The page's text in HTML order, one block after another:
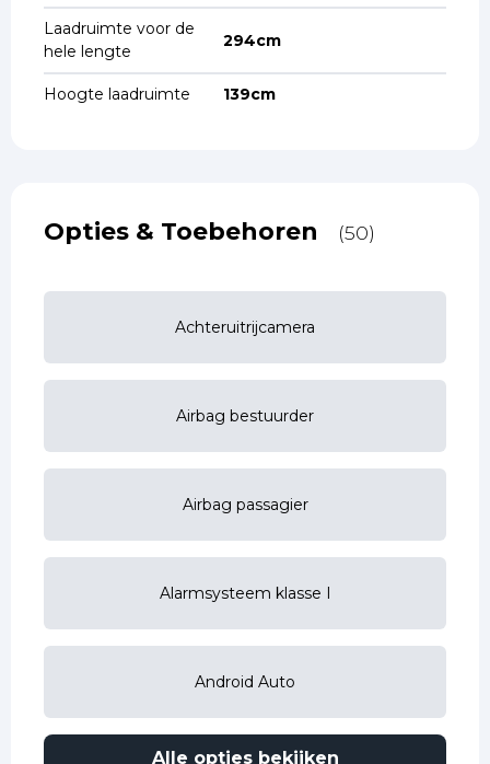
Laadruimte voor de
hele lengte
294cm
Hoogte laadruimte 139cm
Opties & Toebehoren (50)
Achteruitrijcamera
Airbag bestuurder
Airbag passagier
Alarmsysteem klasse I
Android Auto
Alle opties bekijken